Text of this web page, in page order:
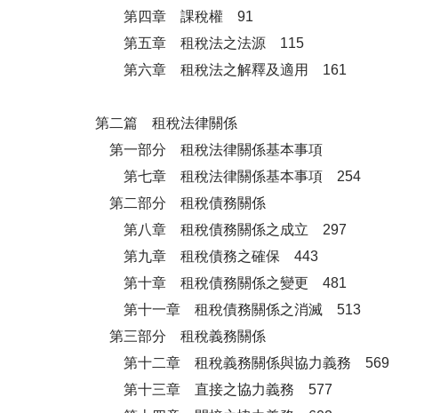
第四章 課稅權 91
第五章 租稅法之法源 115
第六章 租稅法之解釋及適用 161
第二篇 租稅法律關係
第一部分 租稅法律關係基本事項
第七章 租稅法律關係基本事項 254
第二部分 租稅債務關係
第八章 租稅債務關係之成立 297
第九章 租稅債務之確保 443
第十章 租稅債務關係之變更 481
第十一章 租稅債務關係之消滅 513
第三部分 租稅義務關係
第十二章 租稅義務關係與協力義務 569
第十三章 直接之協力義務 577